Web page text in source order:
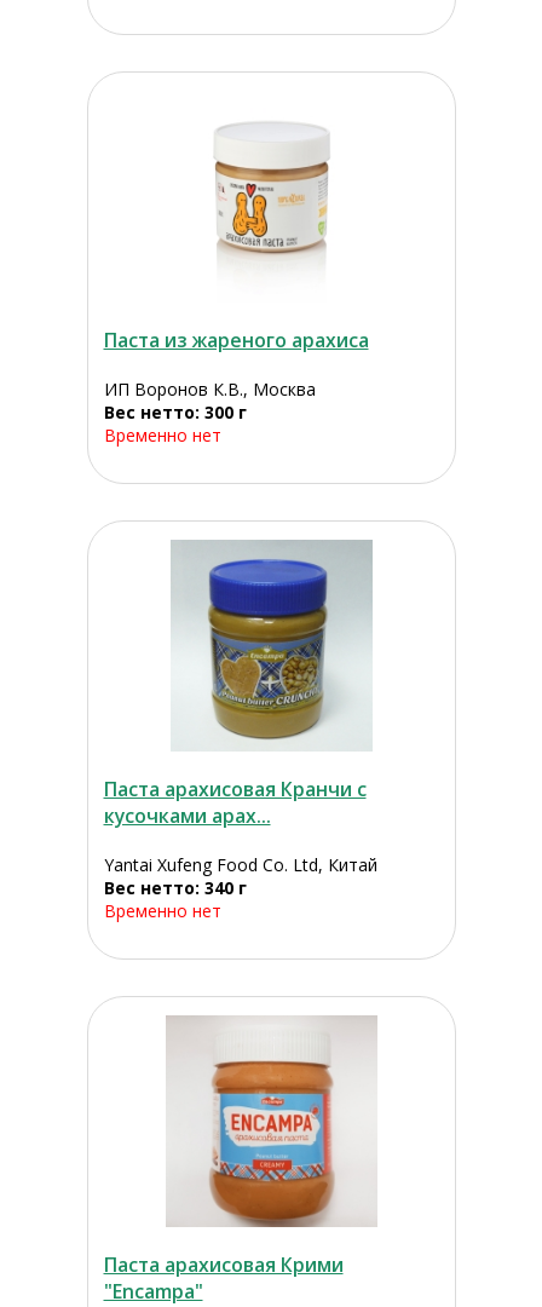
Паста из жареного арахиса
ИП Воронов К.В., Москва
Вес нетто: 300 г
Временно нет
Паста арахисовая Кранчи с
кусочками арах...
Yantai Xufeng Food Co. Ltd, Китай
Вес нетто: 340 г
Временно нет
Паста арахисовая Крими
"Encampa"